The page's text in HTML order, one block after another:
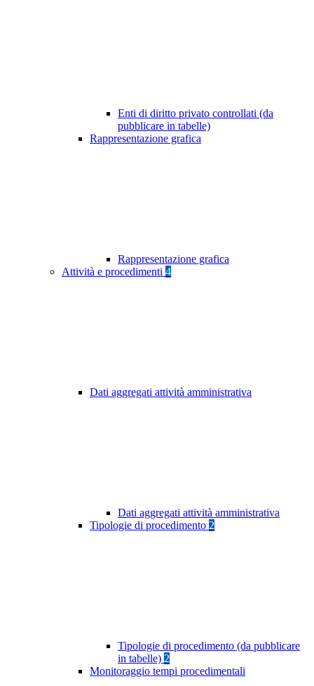
Enti di diritto privato controllati (da
pubblicare in tabelle)
Rappresentazione grafica
Rappresentazione grafica
Attività e procedimenti 4
Dati aggregati attività amministrativa
Dati aggregati attività amministrativa
Tipologie di procedimento 2
Tipologie di procedimento (da pubblicare
in tabelle) 2
Monitoraggio tempi procedimentali